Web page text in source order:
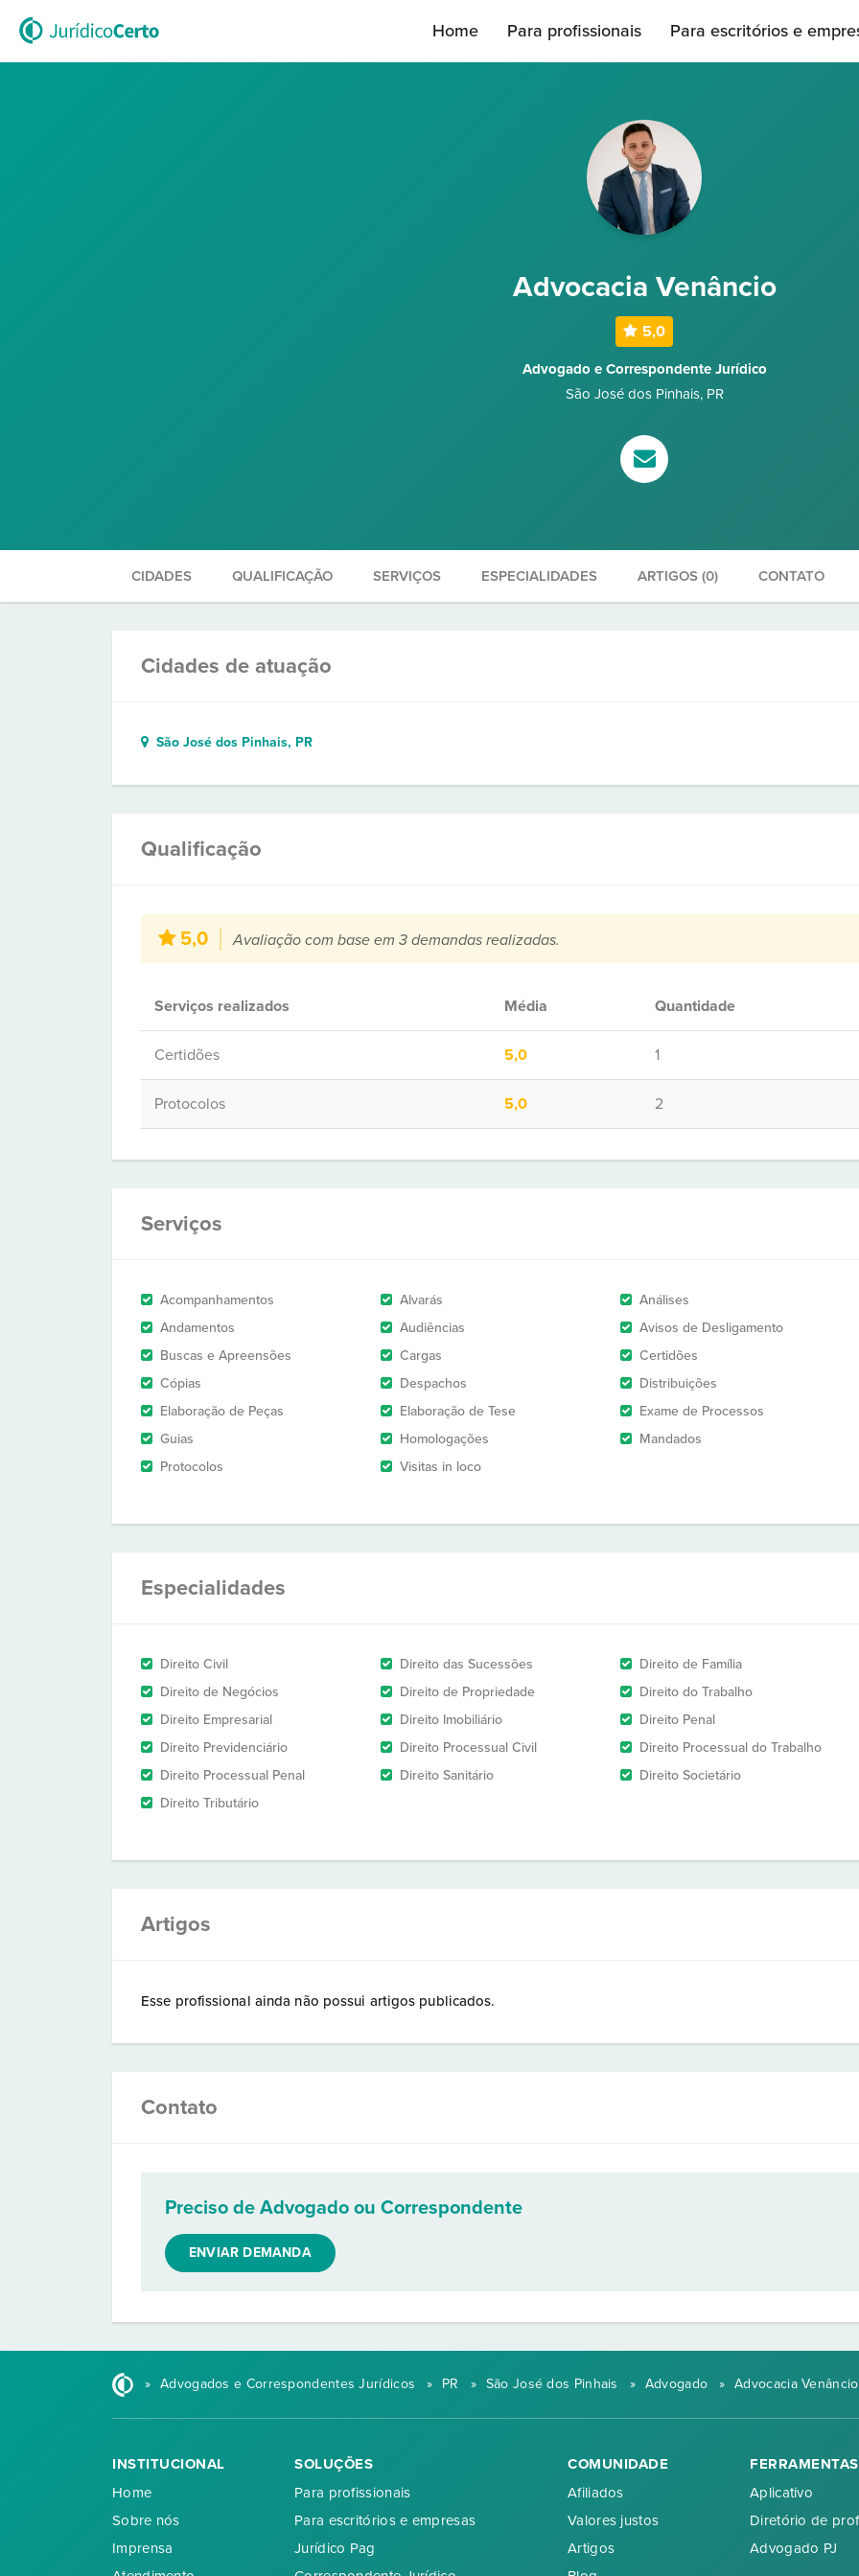
Home Para profissionais Para escritórios e
Advocacia Venâncio
5,0
Advogado e Correspondente Jurídico
São José dos Pinhais, PR
CIDADES QUALIFICAÇÃO SERVIÇOS ESPECIALIDADES ARTIGOS (0) CONTATO
Cidades de atuação
São José dos Pinhais, PR
Qualificação
5,0 Avaliação com base em 3 demandas realizadas.
Serviços realizados Média Quantidade
Certidões 5,0 1
Protocolos 5,0 2
Serviços
Acompanhamentos Alvarás
Análises
Andamentos
Audiências
Avisos de Desligamento
Buscas e Apreensões
Cargas
Certidões
Cópias
Despachos
Distribuições
Elaboração de Peças
Elaboração de Tese
Exame de Processos
Guias
Homologações
Mandados
Protocolos
Visitas in loco
Especialidades
Direito Civil Direito das Sucessões
Direito de Família
Direito de Negócios
Direito de Propriedade
Direito do Trabalho
Direito Empresarial
Direito Imobiliário
Direito Penal
Direito Previdenciário
Direito Processual Civil
Direito Processual do Trabalho
Direito Processual Penal
Direito Sanitário
Direito Societário
Direito Tributário
Artigos
Esse profissional ainda não possui artigos publicados.
Contato
Preciso de Advogado ou Correspondente
ENVIAR DEMANDA
» Advogados e Correspondentes Jurídicos » PR » São José dos Pinhais » Advogado » Advocacia Venâncio
INSTITUCIONAL
Home
Sobre nós
Imprensa
SOLUÇÕES
Para profissionais
Para escritórios e empresas
Jurídico Pag
COMUNIDADE
Afiliados
Valores justos
Artigos
FERRAMENTAS
Aplicativo
Diretório de
Advogado PJ